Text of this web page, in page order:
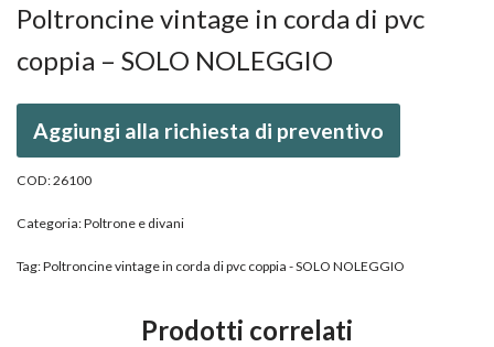
Poltroncine vintage in corda di pvc
coppia – SOLO NOLEGGIO
Aggiungi alla richiesta di preventivo
COD:26100
Categoria:Poltrone e divani
Tag:Poltroncine vintage in corda di pvc coppia - SOLO NOLEGGIO
Prodotti correlati